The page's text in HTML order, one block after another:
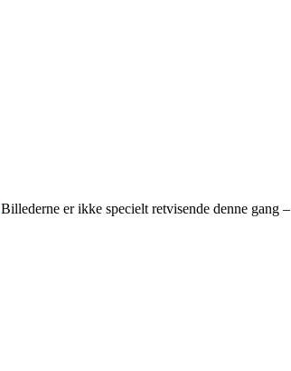
Billederne er ikke specielt retvisende denne gang